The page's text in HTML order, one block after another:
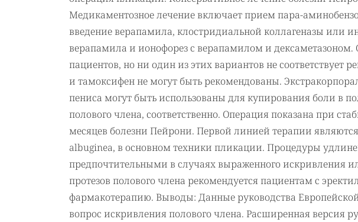
Медикаментозное лечение включает прием пара-
введение верапамила, клостридиальной коллагеназы или
верапамила и ионофорез с верапамилом и
пациентов, но ни один из этих вариантов не соответствует
и тамоксифен не могут быть рекомендованы.
пениса могут быть использованы для купирования боли в
полового члена, соответственно. Операция показана при
месяцев болезни Пейрони. Первой линией терапии
albuginea, в основном техники пликации. Процедуры
предпочтительными в случаях выраженного
протезов полового члена рекомендуется пациентам с
фармакотерапию. Выводы: Данные руководства
вопрос искривления полового члена. Расширенная версия